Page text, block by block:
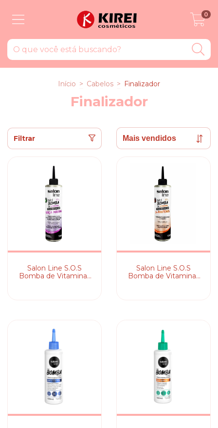
0
Início > Cabelos > Finalizador
Finalizador
Filtrar
Salon Line S.O.S
Bomba de Vitaminas
Salon Line S.O.S
Bomba de Vitaminas